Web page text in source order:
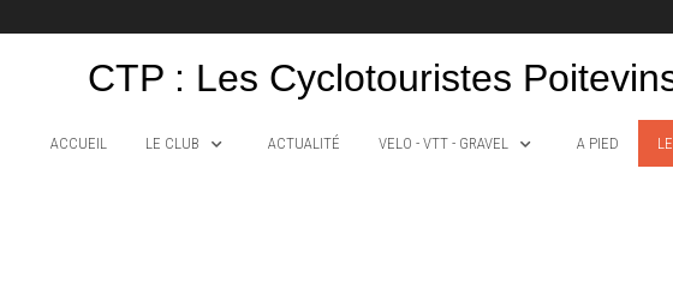
CTP : Les Cyclotouristes
ACCUEIL LE CLUB ACTUALITÉ VELO - VTT - GRAVEL A PIED